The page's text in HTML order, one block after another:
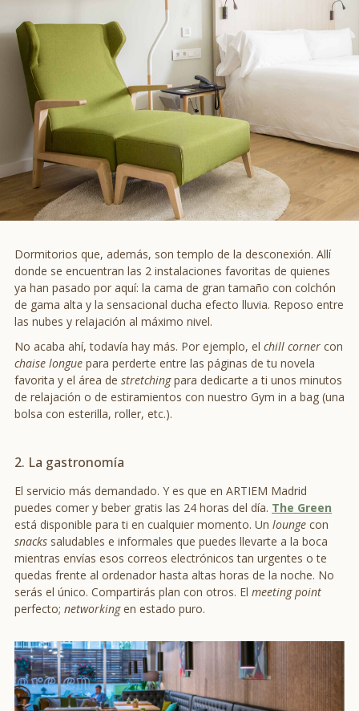
Dormitorios que, además, son templo de la desconexión. Allí
donde se encuentran las 2 instalaciones favoritas de quienes
ya han pasado por aquí: la cama de gran tamaño con colchón
de gama alta y la sensacional ducha efecto lluvia. Reposo entre
las nubes y relajación al máximo nivel.
No acaba ahí, todavía hay más. Por ejemplo, el chill corner con
chaise longue para perderte entre las páginas de tu novela
favorita y el área de stretchingpara dedicarte a ti unos minutos
de relajación o de estiramientos con nuestro Gym in a bag (una
bolsa con esterilla, roller, etc.).
2. La gastronomía
El servicio más demandado. Y es que en ARTIEM Madrid
puedes comer y beber gratis las 24 horas del día. The Green
está disponible para ti en cualquier momento. Un lounge con
snacks saludables e informales que puedes llevarte a la boca
mientras envías esos correos electrónicos tan urgentes o te
quedas frente al ordenador hasta altas horas de la noche. No
serás el único. Compartirás plan con otros. El meeting point
perfecto; networkingen estado puro.